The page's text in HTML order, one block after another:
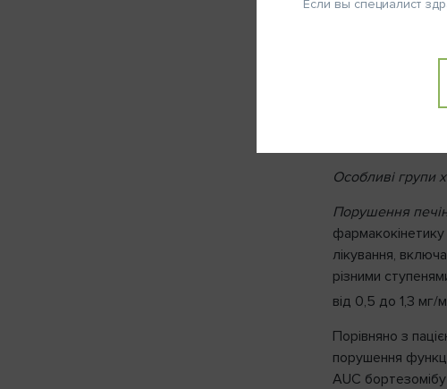
дозами.
Особливі групи
Порушення
лікування,
різними
від 0,5 до 1,3 мг/м
Порівняно з
порушення
AUC
Если вы специалист
ОТМЕНА
Напомнить